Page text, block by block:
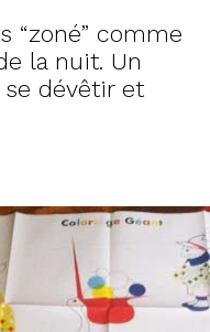
“zoné” comme
la nuit. Un
dévêtir et